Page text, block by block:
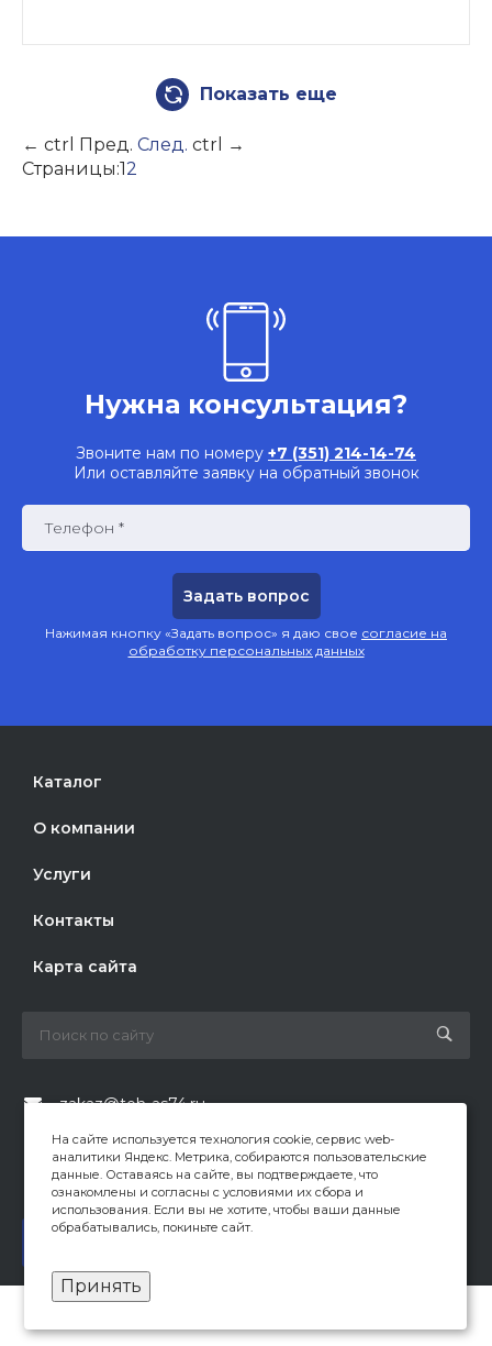
Показать еще
← ctrl Пред. След. ctrl
→
Страницы:12
Нужна консультация?
Звоните нам по номеру +7 (351) 214-14-74
Или оставляйте заявку на обратный звонок
Телефон *
Нажимая кнопку «Задать вопрос» я даю свое согласие на
обработку персональных данных
Каталог
О компании
Услуги
Контакты
Карта сайта
zakaz@teh-as74.ru
+7 (351) 214-14-74
г. Челябинск, ул. Барбюса, 2
На сайте используется технология cookie, сервис web-
аналитики Яндекс. Метрика, собираются пользовательские
данные. Оставаясь на сайте, вы подтверждаете, что
ознакомлены и согласны с условиями их сбора и
использования. Если вы не хотите, чтобы ваши данные
обрабатывались, покиньте сайт.
Принять